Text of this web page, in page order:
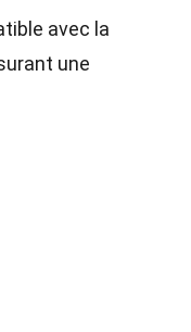
avec la
une